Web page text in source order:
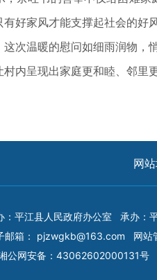
好家风才能支撑起社会的好
温暖的慰问如细雨润物，
内呈现出家庭更和睦、邻里
网
：平江县人民政府办公室 承办：
邮箱： pjzwgkb@163.com 网
公网安备：43062602000131号